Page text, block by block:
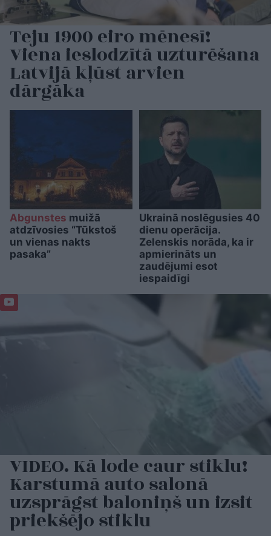
Teju 1900 eiro mēnesī!
Viena ieslodzītā uzturēšana
Latvijā kļūst arvien
dārgāka
Abgunstes muižā
atdzīvosies “Tūkstoš
un vienas nakts
pasaka”
Ukrainā noslēgusies 40
dienu operācija.
Zelenskis norāda, ka ir
apmierināts un
zaudējumi esot
iespaidīgi
VIDEO. Kā lode caur stiklu!
Karstumā auto salonā
uzsprāgst baloniņš un izsit
priekšējo stiklu